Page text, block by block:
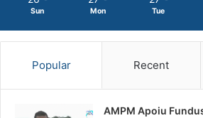
Sun Mon Tue
Popular Recent
AMPM Apoiu